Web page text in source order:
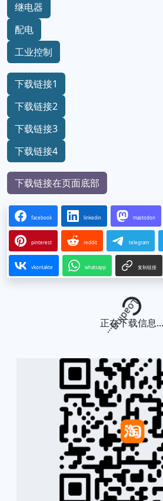
继电器
配电
工业控制
下载链接1
下载链接2
下载链接3
下载链接4
下载链接在页面底部
facebook linkedin mastodon
pinterest reddit telegram
vkontakte whatsapp 复制链接
Loading...
正在下载信息...